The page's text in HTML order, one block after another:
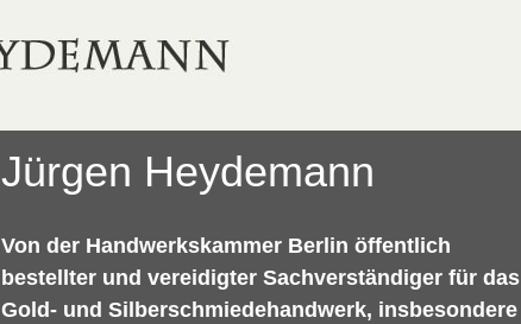
Jürgen Heydemann
Von der Handwerkskammer Berlin öffentlich
bestellter und vereidigter Sachverständiger für das
Gold- und Silberschmiedehandwerk, insbesondere